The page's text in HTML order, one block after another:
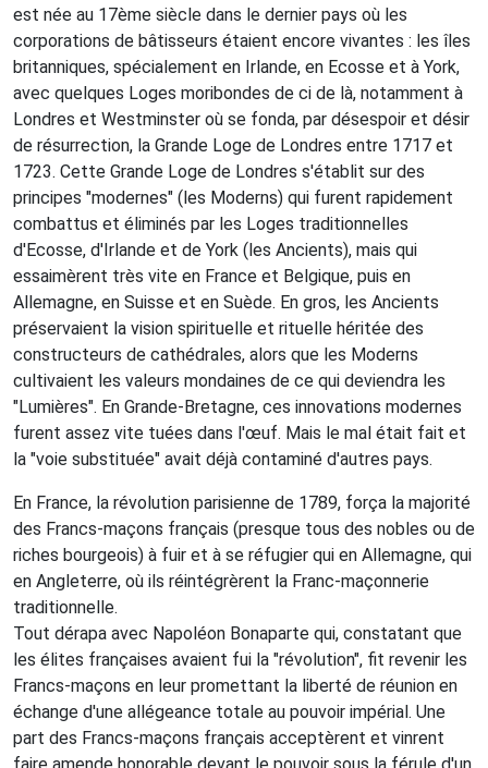
est née au 17ème siècle dans le dernier pays où les
corporations de bâtisseurs étaient encore vivantes : les îles
britanniques, spécialement en Irlande, en Ecosse et à York,
avec quelques Loges moribondes de ci de là, notamment à
Londres et Westminster où se fonda, par désespoir et désir
de résurrection, la Grande Loge de Londres entre 1717 et
1723. Cette Grande Loge de Londres s'établit sur des
principes "modernes" (les Moderns) qui furent rapidement
combattus et éliminés par les Loges traditionnelles
d'Ecosse, d'Irlande et de York (les Ancients), mais qui
essaimèrent très vite en France et Belgique, puis en
Allemagne, en Suisse et en Suède. En gros, les Ancients
préservaient la vision spirituelle et rituelle héritée des
constructeurs de cathédrales, alors que les Moderns
cultivaient les valeurs mondaines de ce qui deviendra les
"Lumières". En Grande-Bretagne, ces innovations modernes
furent assez vite tuées dans l'œuf. Mais le mal était fait et
la "voie substituée" avait déjà contaminé d'autres pays.
En France, la révolution parisienne de 1789, força la majorité
des Francs-maçons français (presque tous des nobles ou de
riches bourgeois) à fuir et à se réfugier qui en Allemagne, qui
en Angleterre, où ils réintégrèrent la Franc-maçonnerie
traditionnelle.
Tout dérapa avec Napoléon Bonaparte qui, constatant que
les élites françaises avaient fui la "révolution", fit revenir les
Francs-maçons en leur promettant la liberté de réunion en
échange d'une allégeance totale au pouvoir impérial. Une
part des Francs-maçons français acceptèrent et vinrent